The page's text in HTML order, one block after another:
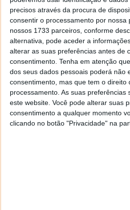
precisos através da procura de
consentir o processamento por nossa
nossos 1733 parceiros, conforme
alternativa, pode aceder a
alterar as suas preferências antes de
consentimento. Tenha em atenção
dos seus dados pessoais poderá não
consentimento, mas que tem o direito
processamento. As suas preferências
este website. Você pode alterar suas
consentimento a qualquer momento
clicando no botão "Privacidade" na
Visto de fora, aaquisição da
da Marathon Seriesparecem
alinhados.
Atualmente, os atletas
persistente: a discrepância
seus dispositivos pessoais e os
corrida. Seja por carregar no
segundos mais tarde, falhar
parar o relógio demasiado cedo
de erro humano pode ser